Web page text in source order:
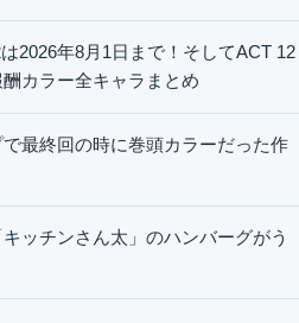
2026年8月1日まで！そしてACT 12
カラー全キャラまとめ
最終回の時に巻頭カラーだった作
ッチンさん太」のハンバーグがう